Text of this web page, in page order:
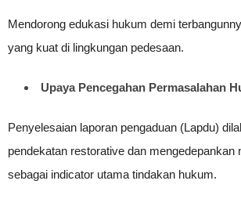
Mendorong edukasi hukum demi
yang kuat di lingkungan pedesaan.
Upaya Pencegahan Permasalahan
Penyelesaian laporan pengaduan (Lapdu)
pendekatan restorative dan mengedepankan
sebagai indicator utama tindakan hukum.